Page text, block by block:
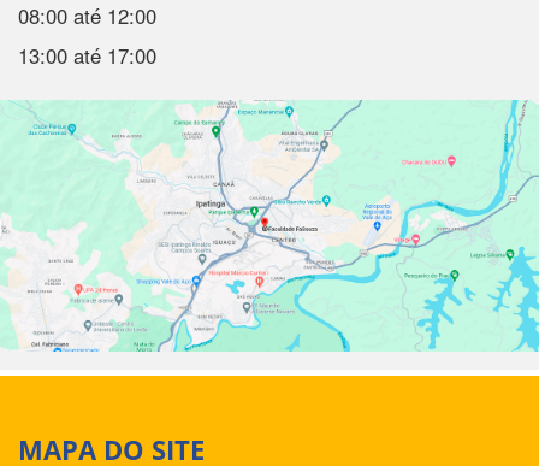
08:00 até 12:00
13:00 até 17:00
MAPA DO SITE